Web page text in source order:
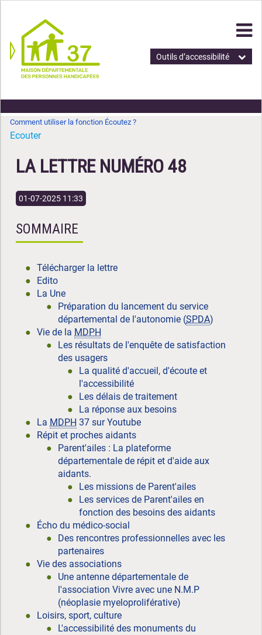
Outils d’accessibilité
Comment utiliser la fonction Écoutez ?
Ecouter
LA LETTRE NUMÉRO 48
01-07-2025 11:33
SOMMAIRE
Télécharger la lettre
Edito
La Une
Préparation du lancement du service
départemental de l'autonomie (SPDA)
Vie de la MDPH
Les résultats de l'enquête de satisfaction
des usagers
La qualité d'accueil, d'écoute et
l'accessibilité
Les délais de traitement
La réponse aux besoins
La MDPH 37 sur Youtube
Répit et proches aidants
Parent'ailes : La plateforme
départementale de répit et d'aide aux
aidants.
Les missions de Parent'ailes
Les services de Parent'ailes en
fonction des besoins des aidants
Écho du médico-social
Des rencontres professionnelles avec les
partenaires
Vie des associations
Une antenne départementale de
l'association Vivre avec une N.M.P
(néoplasie myeloproliférative)
Loisirs, sport, culture
L'accessibilité des monuments du